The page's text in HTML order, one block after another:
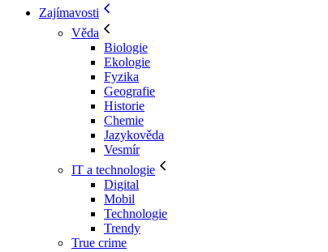
Zajímavosti
Věda
Biologie
Ekologie
Fyzika
Geografie
Historie
Chemie
Jazykověda
Vesmír
IT a technologie
Digital
Mobil
Technologie
Trendy
True crime